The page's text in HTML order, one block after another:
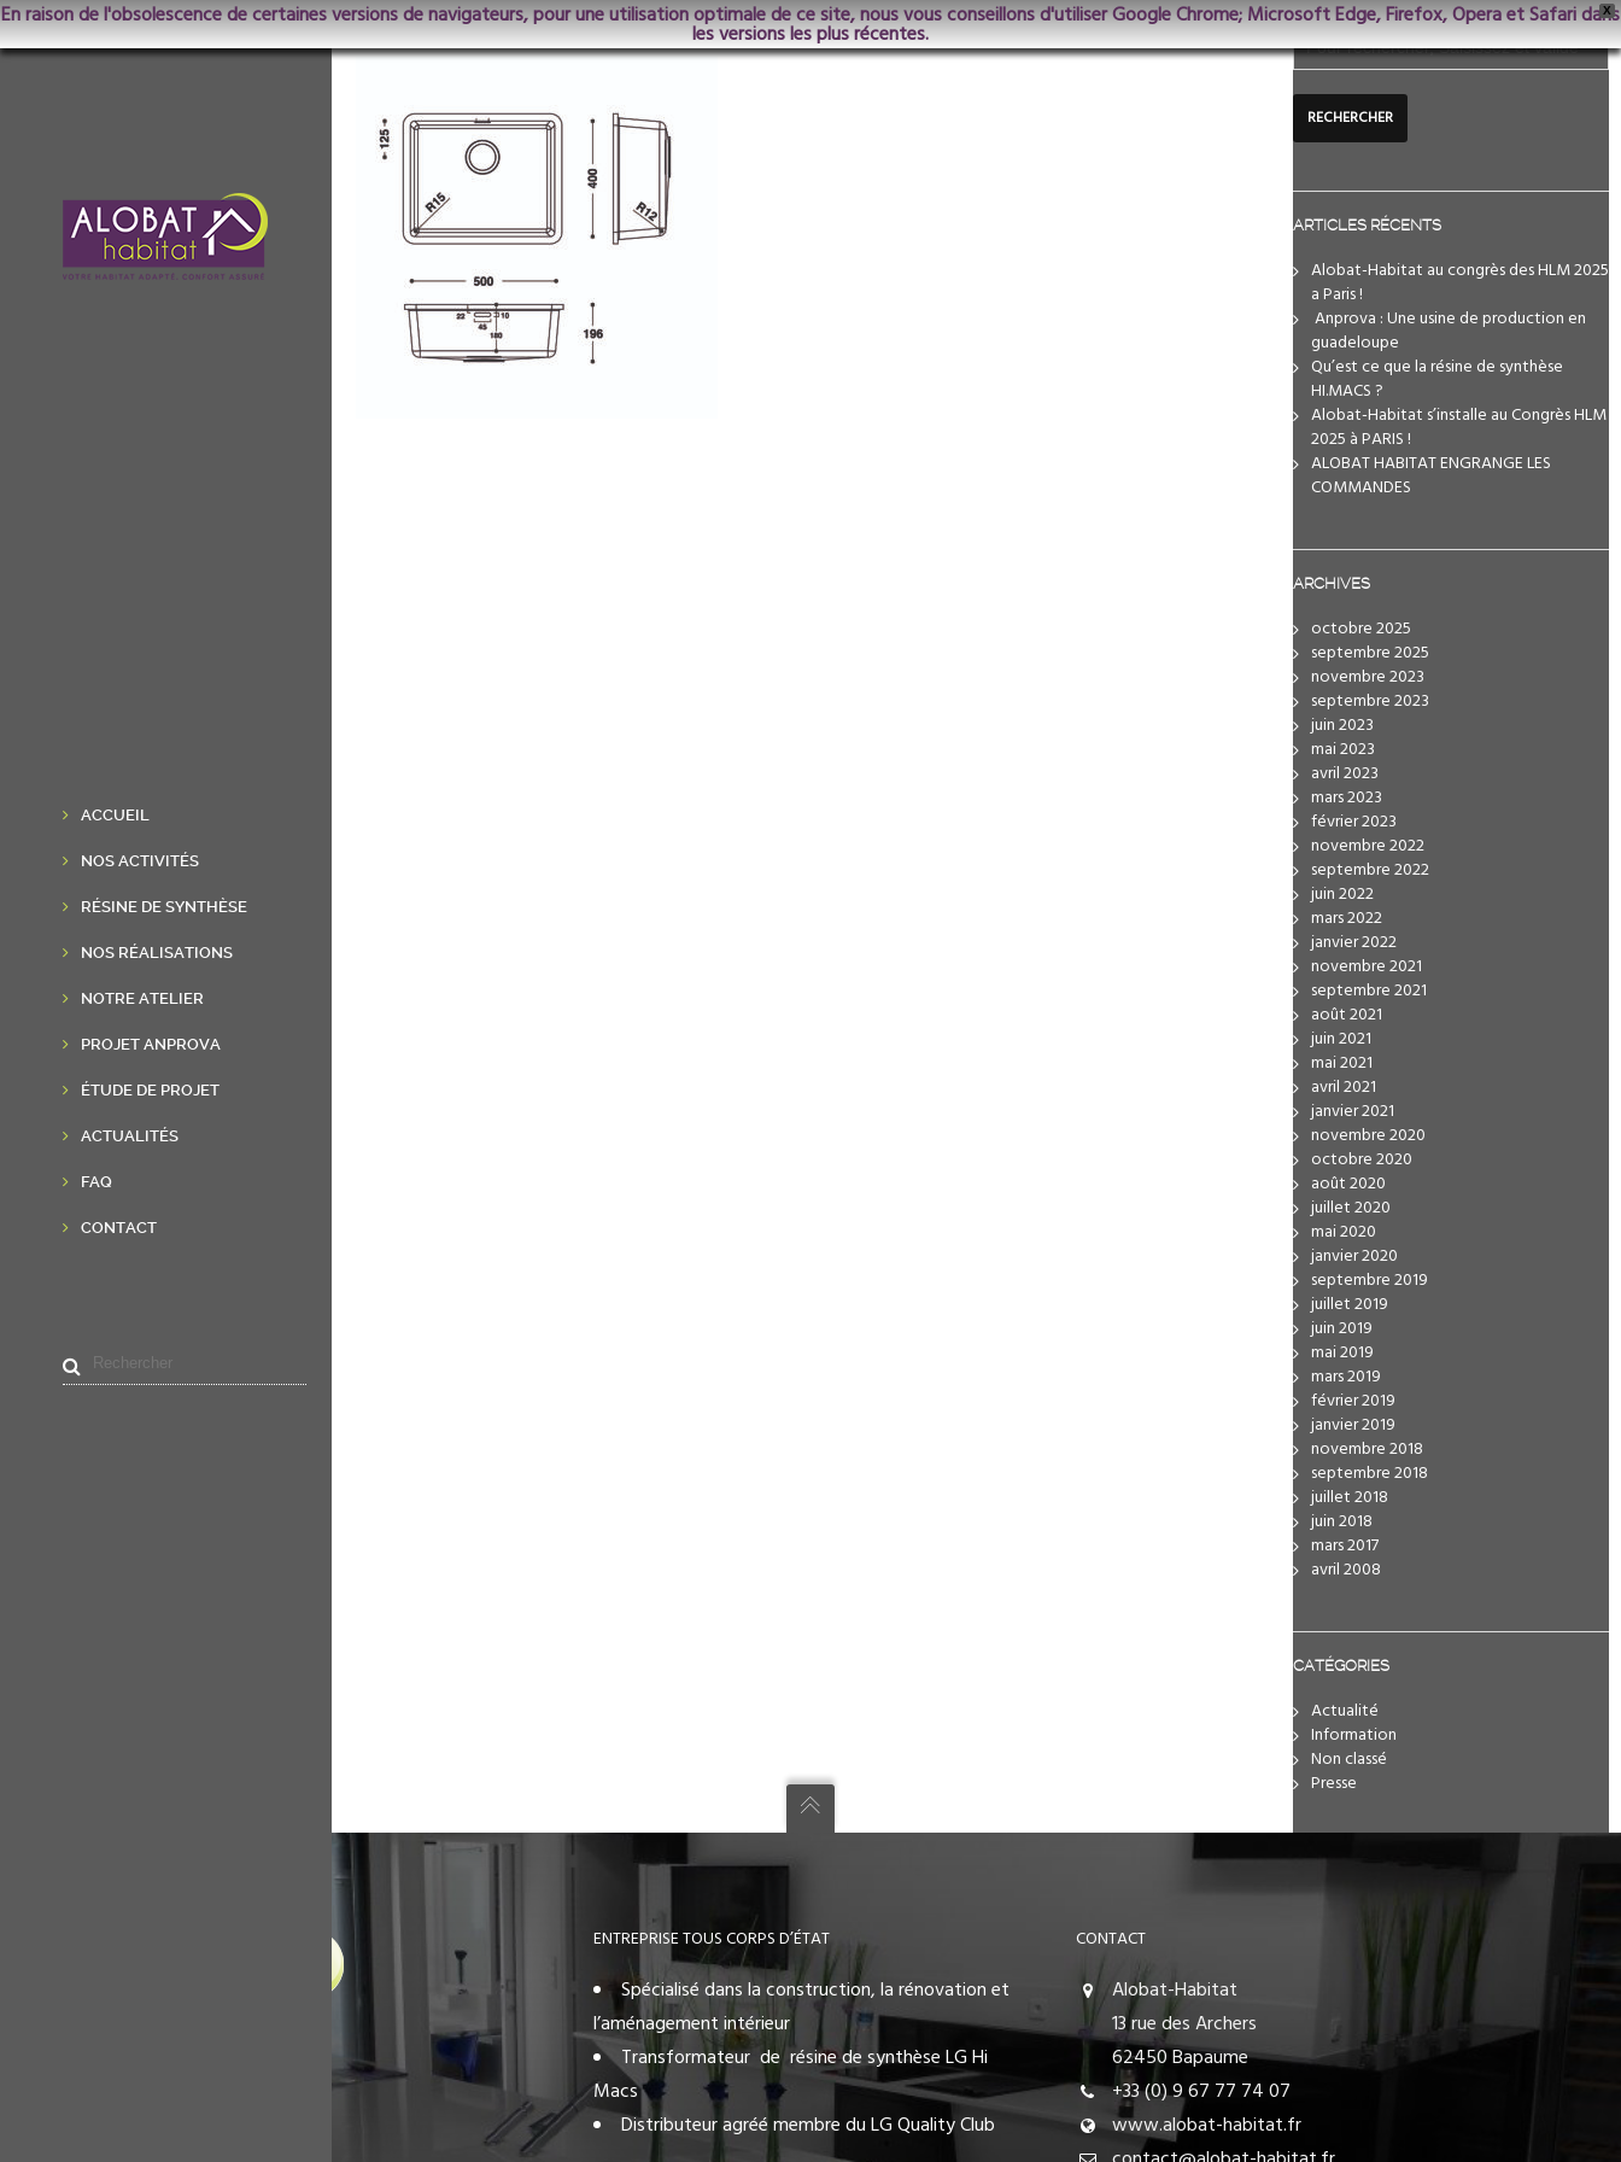
X
En raison de l'obsolescence de certaines versions de navigateurs, pour une utilisation optimale de ce site, nous vous conseillons d'utiliser Google Chrome; Microsoft Edge, Firefox, Opera et Safari dans
les versions les plus récentes.
ACCUEIL
NOS ACTIVITÉS
RÉSINE DE SYNTHÈSE
NOS RÉALISATIONS
NOTRE ATELIER
PROJET ANPROVA
ÉTUDE DE PROJET
ACTUALITÉS
FAQ
CONTACT
CS 504-2
ARTICLES RÉCENTS
Alobat-Habitat au congrès des HLM 2025
a Paris !
️ Anprova : Une usine de production en
guadeloupe
Qu’est ce que la résine de synthèse
HI.MACS ?
Alobat-Habitat s’installe au Congrès HLM
2025 à PARIS !
ALOBAT HABITAT ENGRANGE LES
COMMANDES
ARCHIVES
octobre 2025
septembre 2025
novembre 2023
septembre 2023
juin 2023
mai 2023
avril 2023
mars 2023
février 2023
novembre 2022
septembre 2022
juin 2022
mars 2022
janvier 2022
novembre 2021
septembre 2021
août 2021
juin 2021
mai 2021
avril 2021
janvier 2021
novembre 2020
octobre 2020
août 2020
juillet 2020
mai 2020
janvier 2020
septembre 2019
juillet 2019
juin 2019
mai 2019
mars 2019
février 2019
janvier 2019
novembre 2018
septembre 2018
juillet 2018
juin 2018
mars 2017
avril 2008
CATÉGORIES
Actualité
Information
Non classé
Presse
ENTREPRISE TOUS CORPS D’ÉTAT
Spécialisé dans la construction, la rénovation et
l’aménagement intérieur
Transformateur de résine de synthèse LG Hi
Macs
Distributeur agréé membre du LG Quality Club
CONTACT
Alobat-Habitat
13 rue des Archers
62450 Bapaume
+33 (0) 9 67 77 74 07
www.alobat-habitat.fr